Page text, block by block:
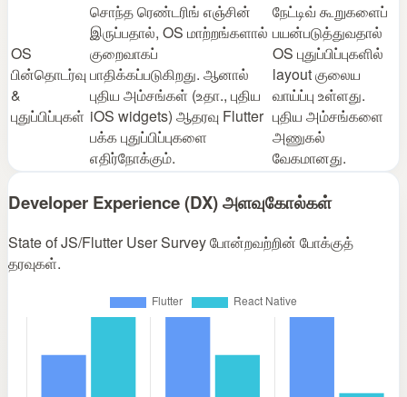
OS
பின்தொடர்வு
&
புதுப்பிப்புகள்
சொந்த ரெண்டரிங் எஞ்சின்
இருப்பதால், OS மாற்றங்களால்
குறைவாகப்
பாதிக்கப்படுகிறது. ஆனால்
புதிய அம்சங்கள் (உதா., புதிய
iOS widgets) ஆதரவு Flutter
பக்க புதுப்பிப்புகளை
எதிர்நோக்கும்.
நேட்டிவ் கூறுகளைப்
பயன்படுத்துவதால்
OS புதுப்பிப்புகளில்
layout குலைய
வாய்ப்பு உள்ளது.
புதிய அம்சங்களை
அணுகல்
வேகமானது.
Developer Experience (DX) அளவுகோல்கள்
State of JS/Flutter User Survey போன்றவற்றின் போக்குத்
தரவுகள்.